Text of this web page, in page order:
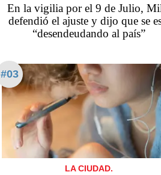
En la vigilia por el 9 de Julio,
defendió el ajuste y dijo que se
“desendeudando al país”
#03
LA CIUDAD.